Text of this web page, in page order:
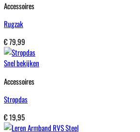
Accessoires
Rugzak
€79,99
Snel bekijken
Accessoires
Stropdas
€19,95